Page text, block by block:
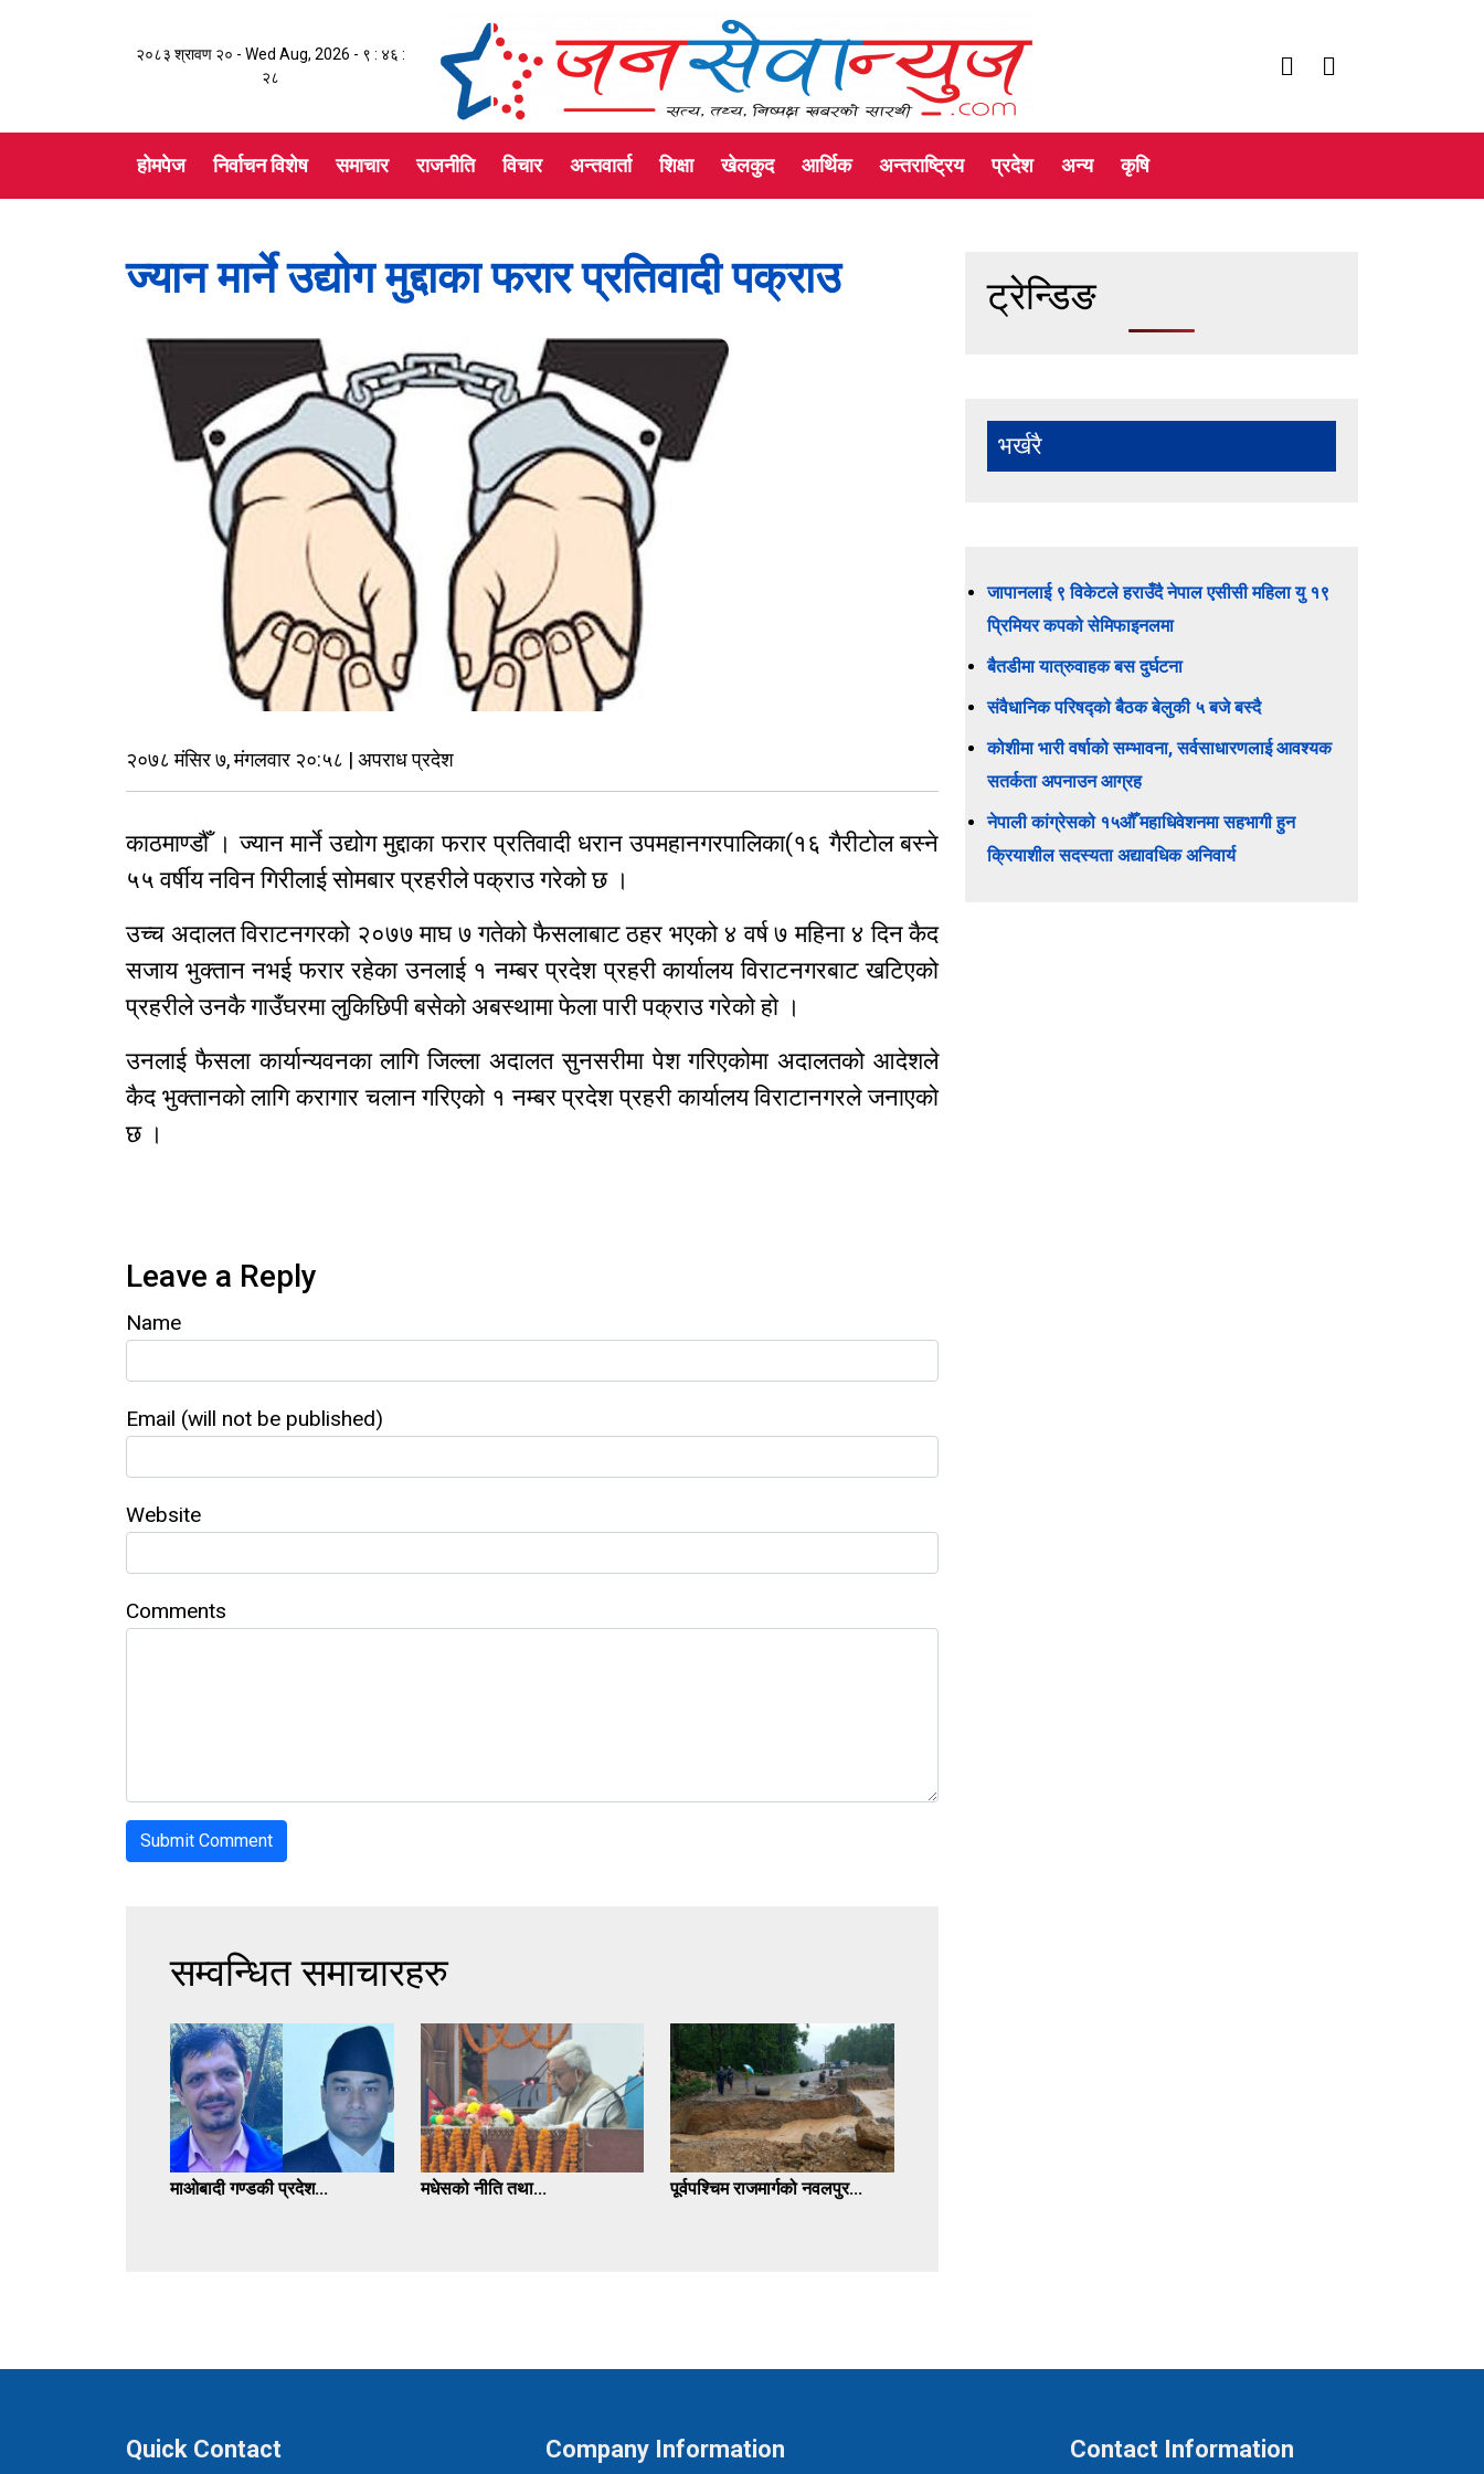
२०८३ श्रावण २० - Wed Aug, 2026 - ९ : ४६ :
२८
होमपेज निर्वाचन विशेष समाचार राजनीति विचार अन्तवार्ता शिक्षा खेलकुद आर्थिक अन्तराष्ट्रिय प्रदेश अन्य कृषि
ज्यान मार्ने उद्योग मुद्दाका फरार प्रतिवादी पक्राउ
२०७८ मंसिर ७, मंगलवार २०:५८ | अपराध प्रदेश
काठमाण्डौँ । ज्यान मार्ने उद्योग मुद्दाका फरार प्रतिवादी धरान उपमहानगरपालिका(१६ गैरीटोल बस्ने
५५ वर्षीय नविन गिरीलाई सोमबार प्रहरीले पक्राउ गरेको छ ।
उच्च अदालत विराटनगरको २०७७ माघ ७ गतेको फैसलाबाट ठहर भएको ४ वर्ष ७ महिना ४ दिन कैद
सजाय भुक्तान नभई फरार रहेका उनलाई १ नम्बर प्रदेश प्रहरी कार्यालय विराटनगरबाट खटिएको
प्रहरीले उनकै गाउँघरमा लुकिछिपी बसेको अबस्थामा फेला पारी पक्राउ गरेको हो ।
उनलाई फैसला कार्यान्यवनका लागि जिल्ला अदालत सुनसरीमा पेश गरिएकोमा अदालतको आदेशले
कैद भुक्तानको लागि करागार चलान गरिएको १ नम्बर प्रदेश प्रहरी कार्यालय विराटानगरले जनाएको
छ ।
Leave a Reply
Name
Email (will not be published)
Website
Comments
सम्वन्धित समाचारहरु
माओबादी गण्डकी प्रदेश... मधेसको नीति तथा... पूर्वपश्चिम राजमार्गको नवलपुर...
ट्रेन्डिङ
भर्खरै
जापानलाई ९ विकेटले हराउँदै नेपाल एसीसी महिला यु १९
प्रिमियर कपको सेमिफाइनलमा
बैतडीमा यात्रुवाहक बस दुर्घटना
संवैधानिक परिषद्को बैठक बेलुकी ५ बजे बस्दै
कोशीमा भारी वर्षाको सम्भावना, सर्वसाधारणलाई आवश्यक
सतर्कता अपनाउन आग्रह
नेपाली कांग्रेसको १५औँ महाधिवेशनमा सहभागी हुन
क्रियाशील सदस्यता अद्यावधिक अनिवार्य
Quick Contact Company Information Contact Information